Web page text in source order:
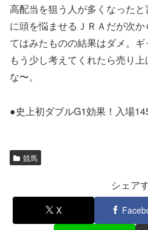
高配当を狙う人が多くなった
に頭を悩ませるＪＲＡだが次
てはみたものの結果はダメ。
もう少し考えてくれたら売り
な〜。
●史上初ダブルG1効果！入場
競馬
シェア
X